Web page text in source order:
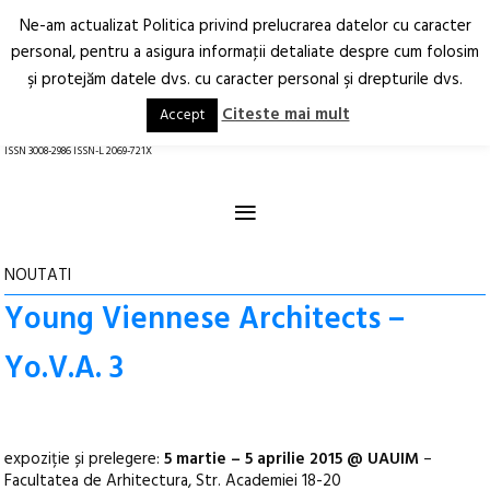
Arhitectură.
Oraș.
RO EN
ISSN 3008-2986 ISSN-L 2069-721X
≡
NOUTATI
Young Viennese Architects –
Yo.V.A. 3
expoziție și prelegere:5 martie – 5 aprilie 2015 @ UAUIM –
Facultatea de Arhitectura, Str. Academiei 18-20
Ne-am actualizat Politica privind prelucrarea datelor cu caracter
personal, pentru a asigura informaţii detaliate despre cum folosim
şi protejăm datele dvs. cu caracter personal şi drepturile dvs.
Accept Citeste mai mult